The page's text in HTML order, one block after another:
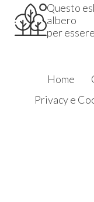
Questo
albero
per
Home
Privacy e